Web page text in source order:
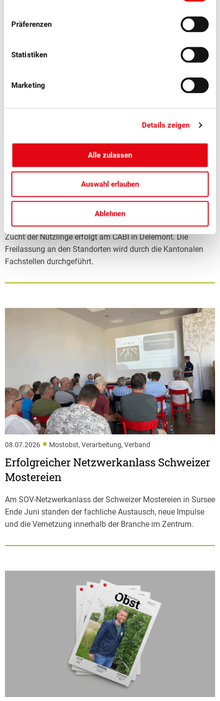
Präferenzen
Statistiken
Marketing
Details zeigen
Alle zulassen
Auswahl erlauben
Ablehnen
Erste Freisetzung der Schlupfwespe
Ganaspis kimorum zur Bekämpfung der
KEF
Das Bundesamt für Landwirtschaft koordiniert die
Freilassungen der Schlupfwespe in 15 Kantonen an 35
definierten Standorten in den Jahren 2026 und 2027. Die
Zucht der Nützlinge erfolgt am CABI in Delémont. Die
Freilassung an den Standorten wird durch die Kantonalen
Fachstellen durchgeführt.
08.07.2026 ■ Mostobst, Verarbeitung, Verband
Erfolgreicher Netzwerkanlass Schweizer
Mostereien
Am SOV-Netzwerkanlass der Schweizer Mostereien in Sursee
Ende Juni standen der fachliche Austausch, neue Impulse
und die Vernetzung innerhalb der Branche im Zentrum.